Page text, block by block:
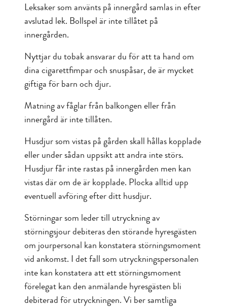
Leksaker som använts på innergård samlas in efter
avslutad lek. Bollspel är inte tillåtet på
innergården.
Nyttjar du tobak ansvarar du för att ta hand om
dina cigarettfimpar och snuspåsar, de är mycket
giftiga för barn och djur.
Matning av fåglar från balkongen eller från
innergård är inte tillåten.
Husdjur som vistas på gården skall hållas kopplade
eller under sådan uppsikt att andra inte störs.
Husdjur får inte rastas på innergården men kan
vistas där om de är kopplade. Plocka alltid upp
eventuell avföring efter ditt husdjur.
Störningar som leder till utryckning av
störningsjour debiteras den störande hyresgästen
om jourpersonal kan konstatera störningsmoment
vid ankomst. I det fall som utryckningspersonalen
inte kan konstatera att ett störningsmoment
förelegat kan den anmälande hyresgästen bli
debiterad för utryckningen. Vi ber samtliga